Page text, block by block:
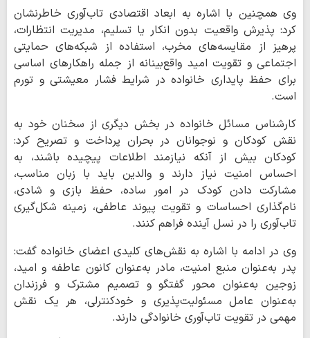
وی همچنین با اشاره به ابعاد اقتصادی تاب‌آوری خاطرنشان
کرد: پذیرش واقعیت بدون انکار یا تسلیم، مدیریت انتظارات،
پرهیز از مقایسه‌های مخرب، استفاده از شبکه‌های حمایتی
اجتماعی و تقویت امید واقع‌بینانه از جمله راهکارهای اساسی
برای حفظ پایداری خانواده در شرایط فشار معیشتی و تورم
است.
کارشناس مسائل خانواده در بخش دیگری از سخنان خود به
نقش کودکان و نوجوانان در بحران پرداخت و تصریح کرد:
کودکان بیش از آنکه نیازمند اطلاعات پیچیده باشند، به
احساس امنیت نیاز دارند و والدین باید با زبان مناسب،
مشارکت دادن کودک در امور ساده، حفظ بازی و شادی،
نام‌گذاری احساسات و تقویت پیوند عاطفی، زمینه شکل‌گیری
تاب‌آوری را در نسل آینده فراهم کنند.
وی در ادامه با اشاره به نقش‌های کلیدی اعضای خانواده گفت:
پدر به‌عنوان منبع امنیت، مادر به‌عنوان کانون عاطفه و امید،
زوجین به‌عنوان محور گفتگو و تصمیم مشترک و فرزندان
به‌عنوان عامل مسئولیت‌پذیری و خودکنترلی، هر یک نقش
مهمی در تقویت تاب‌آوری خانوادگی دارند.